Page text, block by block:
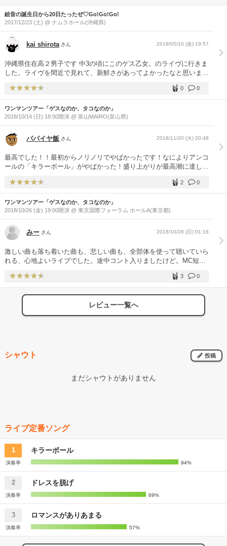
絵音の誕生日から20日たったぜ♡Go!Go!Go!
2017/12/23 (土) @ ナムラホール(沖縄県)
kai shirota さん 2019/05/10 (金) 19:57
沖縄県住在高２男子です 中3の頃にこのゲス乙女。のライヴに行きま
した。ライヴを間近で見れて、新鮮さがあってよかったなと思いまし
0
0
ワンマンツアー「ゲスなのか、タコなのか」
2018/10/14 (日) 18:00開演 @ 富山MAIRO(富山県)
パパイヤ飯 さん 2018/11/20 (火) 20:48
最高でした！！最初からノリノリでやばかったです！なによりアンコ
ールの「キラーボール」がやばかった！盛り上がりが最高潮に達した
たいです！
0
2
ワンマンツアー「ゲスなのか、タコなのか」
2018/10/26 (金) 19:00開演 @ 東京国際フォーラム ホールA(東京都)
みー さん 2018/10/28 (日) 01:16
激しい曲も落ち着いた曲も、悲しい曲も、全部体を使って聴いていら
れる、心地よいライブでした。途中コント入りましたけど。MC短く
曲について触れてくれるのが嬉しかったです。
0
3
レビュー一覧へ
シャウト 投稿
まだシャウトがありません
ライブ定番ソング
1 キラーボール
演奏率 94%
2 ドレスを脱げ
演奏率 69%
3 ロマンスがありあまる
演奏率 57%